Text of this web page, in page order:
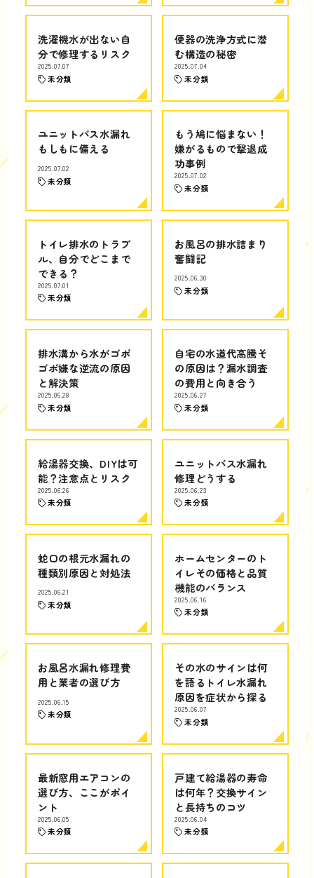
洗濯機水が出ない自
分で修理するリスク
2025.07.07
未分類
便器の洗浄方式に潜
む構造の秘密
2025.07.04
未分類
ユニットバス水漏れ
もしもに備える
2025.07.02
未分類
もう鳩に悩まない！
嫌がるもので撃退成
功事例
2025.07.02
未分類
トイレ排水のトラブ
ル、自分でどこまで
できる？
2025.07.01
未分類
お風呂の排水詰まり
奮闘記
2025.06.30
未分類
排水溝から水がゴボ
ゴボ嫌な逆流の原因
と解決策
2025.06.28
未分類
自宅の水道代高騰そ
の原因は？漏水調査
の費用と向き合う
2025.06.27
未分類
給湯器交換、DIYは可
能？注意点とリスク
2025.06.26
未分類
ユニットバス水漏れ
修理どうする
2025.06.23
未分類
蛇口の根元水漏れの
種類別原因と対処法
2025.06.21
未分類
ホームセンターのト
イレその価格と品質
機能のバランス
2025.06.16
未分類
お風呂水漏れ修理費
用と業者の選び方
2025.06.15
未分類
その水のサインは何
を語るトイレ水漏れ
原因を症状から探る
2025.06.07
未分類
最新窓用エアコンの
選び方、ここがポイ
ント
2025.06.05
未分類
戸建て給湯器の寿命
は何年？交換サイン
と長持ちのコツ
2025.06.04
未分類